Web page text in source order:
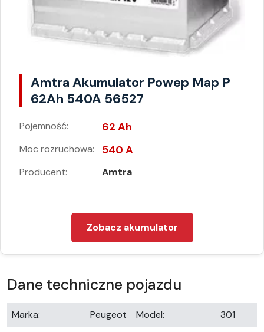
Amtra Akumulator Powep Map P
62Ah 540A 56527
Pojemność: 62 Ah
Moc rozruchowa: 540 A
Producent: Amtra
Zobacz akumulator
Dane techniczne pojazdu
Marka: Peugeot Model:
301